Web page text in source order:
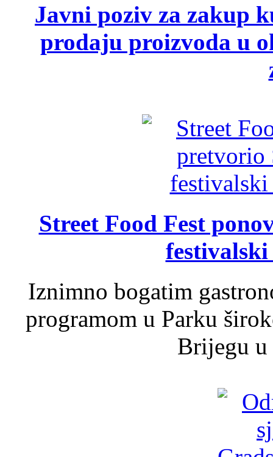
Javni poziv za zakup
prodaju proizvoda u
Street Food Fest
Iznimno bogatim
programom u Parku
Brijegu u